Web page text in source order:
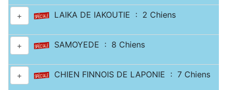
+ LAIKA DE IAKOUTIE : 2 Chiens
+ SAMOYEDE : 8 Chiens
+ CHIEN FINNOIS DE LAPONIE : 7 Chiens